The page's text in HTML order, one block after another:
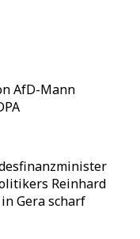
AfD-Mann
Reinhard
Gera scharf